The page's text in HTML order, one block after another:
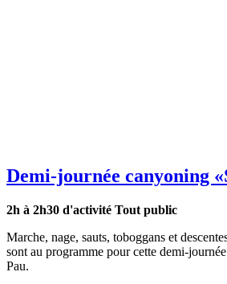
Demi-journée canyoning
2h à 2h30 d'activité Tout public
Marche, nage, sauts, toboggans et
sont au programme pour cette demi-
Pau.